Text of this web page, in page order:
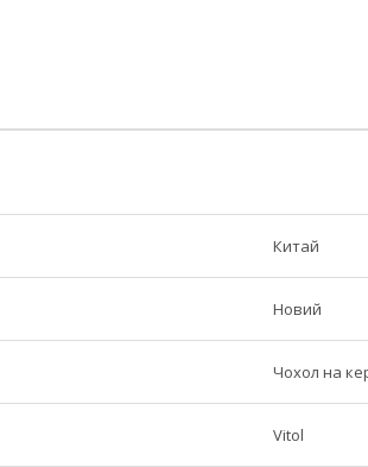
Китай
Новий
Чохол на
Vitol